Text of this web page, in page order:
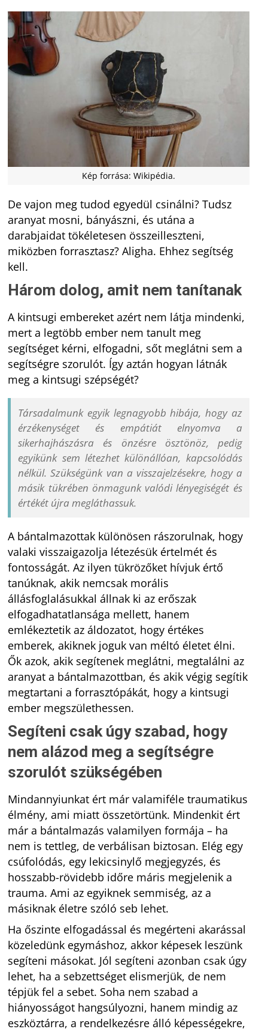
Kép forrása: Wikipédia.
De vajon meg tudod egyedül csinálni? Tudsz
aranyat mosni, bányászni, és utána a
darabjaidat tökéletesen összeilleszteni,
miközben forrasztasz? Aligha. Ehhez segítség
kell.
Három dolog, amit nem tanítanak
A kintsugi embereket azért nem látja mindenki,
mert a legtöbb ember nem tanult meg
segítséget kérni, elfogadni, sőt meglátni sem a
segítségre szorulót. Így aztán hogyan látnák
meg a kintsugi szépségét?
Társadalmunk egyik legnagyobb hibája, hogy az
érzékenységet és empátiát elnyomva a
sikerhajhászásra és önzésre ösztönöz, pedig
egyikünk sem létezhet különállóan, kapcsolódás
nélkül. Szükségünk van a visszajelzésekre, hogy a
másik tükrében önmagunk valódi lényegiségét és
értékét újra megláthassuk.
A bántalmazottak különösen rászorulnak, hogy
valaki visszaigazolja létezésük értelmét és
fontosságát. Az ilyen tükrözőket hívjuk értő
tanúknak, akik nemcsak morális
állásfoglalásukkal állnak ki az erőszak
elfogadhatatlansága mellett, hanem
emlékeztetik az áldozatot, hogy értékes
emberek, akiknek joguk van méltó életet élni.
Ők azok, akik segítenek meglátni, megtalálni az
aranyat a bántalmazottban, és akik végig segítik
megtartani a forrasztópákát, hogy a kintsugi
ember megszülethessen.
Segíteni csak úgy szabad, hogy
nem alázod meg a segítségre
szorulót szükségében
Mindannyiunkat ért már valamiféle traumatikus
élmény, ami miatt összetörtünk. Mindenkit ért
már a bántalmazás valamilyen formája – ha
nem is tettleg, de verbálisan biztosan. Elég egy
csúfolódás, egy lekicsinylő megjegyzés, és
hosszabb-rövidebb időre máris megjelenik a
trauma. Ami az egyiknek semmiség, az a
másiknak életre szóló seb lehet.
Ha őszinte elfogadással és megérteni akarással
közeledünk egymáshoz, akkor képesek leszünk
segíteni másokat. Jól segíteni azonban csak úgy
lehet, ha a sebzettséget elismerjük, de nem
tépjük fel a sebet. Soha nem szabad a
hiányosságot hangsúlyozni, hanem mindig az
eszköztárra, a rendelkezésre álló képességekre,